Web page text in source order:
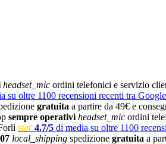
headset_mic ordini telefonici e servizio
su oltre 1100 recensioni recenti tra
gratuita a partire da 49€ e
sempre operativi headset_mic ordini
star 4.7/5 di media su oltre 1100
local_shipping spedizione gratuita a